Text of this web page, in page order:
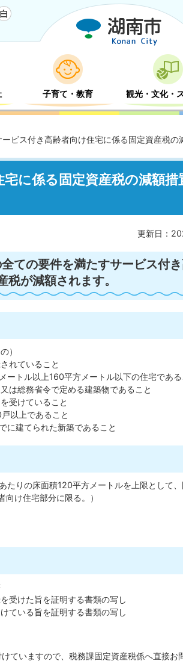
子育て・教育 観光・文化・
ービス付き高齢者向け住宅に係る固定資産税の
に係る固定資産税の減額措
更新日：
ての要件を満たすサービス付
が減額されます。
）
れていること
ートル以上160平方メートル以下の住宅である
は総務省令で定める建築物であること
受けていること
以上であること
に建てられた新築であること
たりの床面積120平方メートルを上限として
け住宅部分に限る。）
受けた旨を証明する書類の写し
ている旨を証明する書類の写し
ていますので、税務課固定資産税係へ直接お